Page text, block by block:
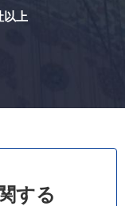
社以上
する